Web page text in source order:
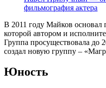
фильмография актера
В 2011 году Майков основал
которой автором и
Группа просуществовала до
создал новую группу –
Юность